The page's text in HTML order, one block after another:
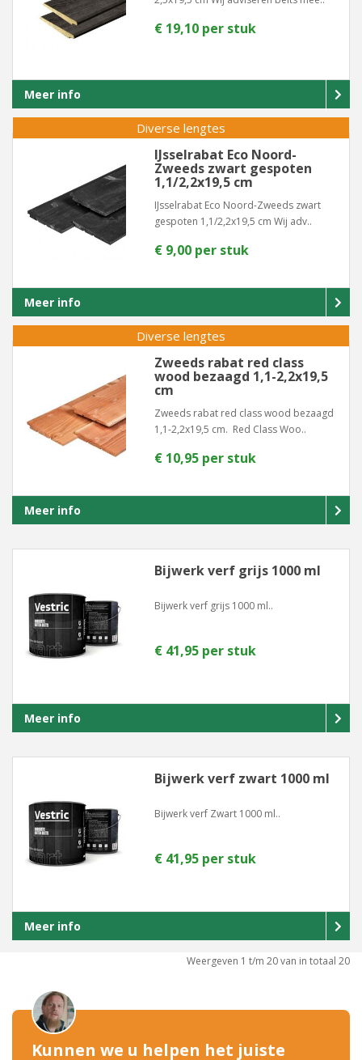
€ 19,10 per stuk
Meer info
Diverse lengtes
IJsselrabat Eco Noord-
Zweeds zwart gespoten
1,1/2,2x19,5 cm
IJsselrabat Eco Noord-Zweeds zwart
gespoten 1,1/2,2x19,5 cm Wij adv..
€ 9,00 per stuk
Meer info
Diverse lengtes
Zweeds rabat red class
wood bezaagd 1,1-2,2x19,5
cm
Zweeds rabat red class wood bezaagd
1,1-2,2x19,5 cm. Red Class Woo..
€ 10,95 per stuk
Meer info
Bijwerk verf grijs 1000 ml
Bijwerk verf grijs 1000 ml..
€ 41,95 per stuk
Meer info
Bijwerk verf zwart 1000 ml
Bijwerk verf Zwart 1000 ml..
€ 41,95 per stuk
Meer info
Weergeven 1 t/m 20 van in totaal 20
Kunnen we u helpen het juiste